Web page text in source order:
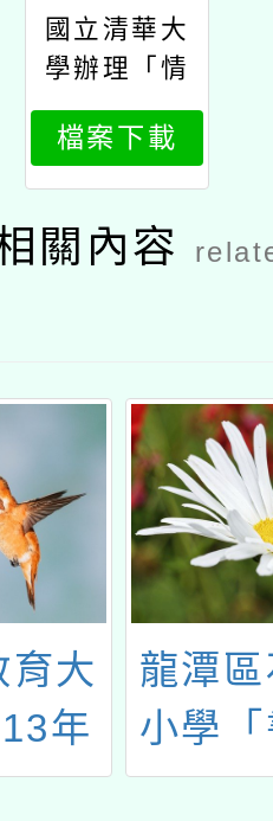
國立清華大
學辦理「情
緒力就是未
來力：ai時
代的sel與
正向教育革
命」線上論
檔案下載
關內容
國民
師
習課
113年
小學
課程